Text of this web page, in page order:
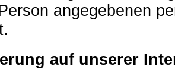
angegebenen
auf unserer